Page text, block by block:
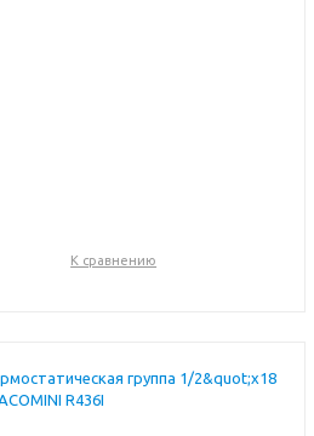
К сравнению